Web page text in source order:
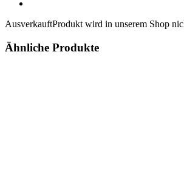
AusverkauftProdukt wird in unserem Shop
Ähnliche Produkte